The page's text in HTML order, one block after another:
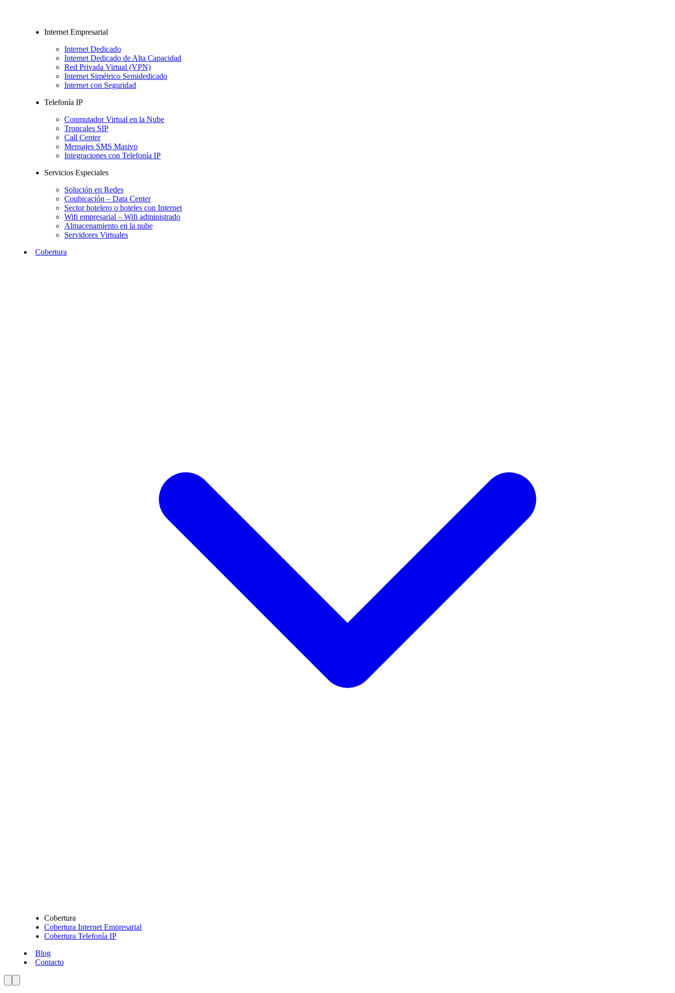
Internet Empresarial
Internet Dedicado
Internet Dedicado de Alta Capacidad
Red Privada Virtual (VPN)
Internet Simétrico Semidedicado
Internet con Seguridad
Telefonía IP
Conmutador Virtual en la Nube
Troncales SIP
Call Center
Mensajes SMS Masivo
Integraciones con Telefonía IP
Servicios Especiales
Solución en Redes
Coubicación – Data Center
Sector hotelero o hoteles con Internet
Wifi empresarial – Wifi administrado
Almacenamiento en la nube
Servidores Virtuales
Cobertura
Cobertura
Cobertura Internet Empresarial
Cobertura Telefonía IP
Blog
Contacto